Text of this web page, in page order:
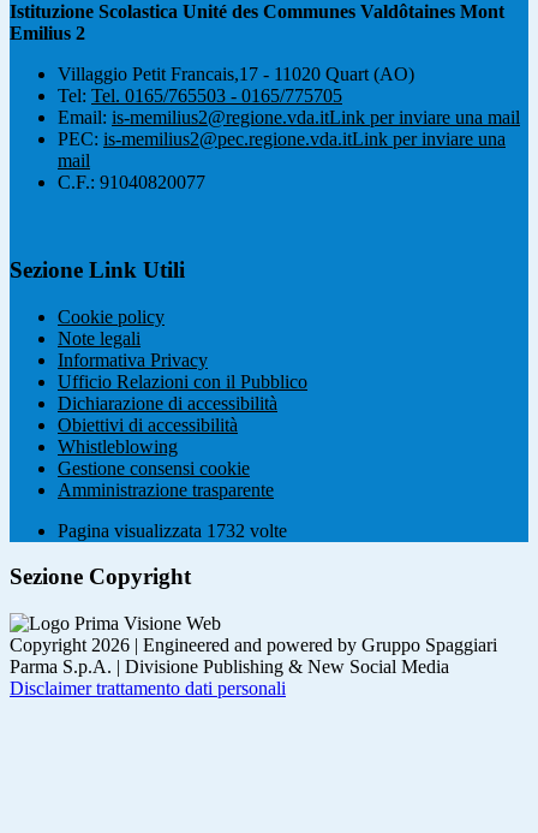
Istituzione Scolastica Unité des Communes Valdôtaines Mont
Emilius 2
Villaggio Petit Francais,17 - 11020 Quart (AO)
Tel: Tel. 0165/765503 - 0165/775705
Email: is-memilius2@regione.vda.itLink per inviare una mail
PEC: is-memilius2@pec.regione.vda.itLink per inviare una
mail
C.F.: 91040820077
Sezione Link Utili
Cookie policy
Note legali
Informativa Privacy
Ufficio Relazioni con il Pubblico
Dichiarazione di accessibilità
Obiettivi di accessibilità
Whistleblowing
Gestione consensi cookie
Amministrazione trasparente
Pagina visualizzata 1732 volte
Sezione Copyright
Copyright 2026 | Engineered and powered by Gruppo Spaggiari
Parma S.p.A. | Divisione Publishing & New Social Media
Disclaimer trattamento dati personali